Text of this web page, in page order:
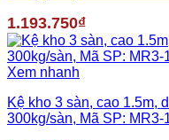
1.193.750₫
Xem nhanh
Kệ kho 3 sàn, cao 1.5m,
300kg/sàn, Mã SP: